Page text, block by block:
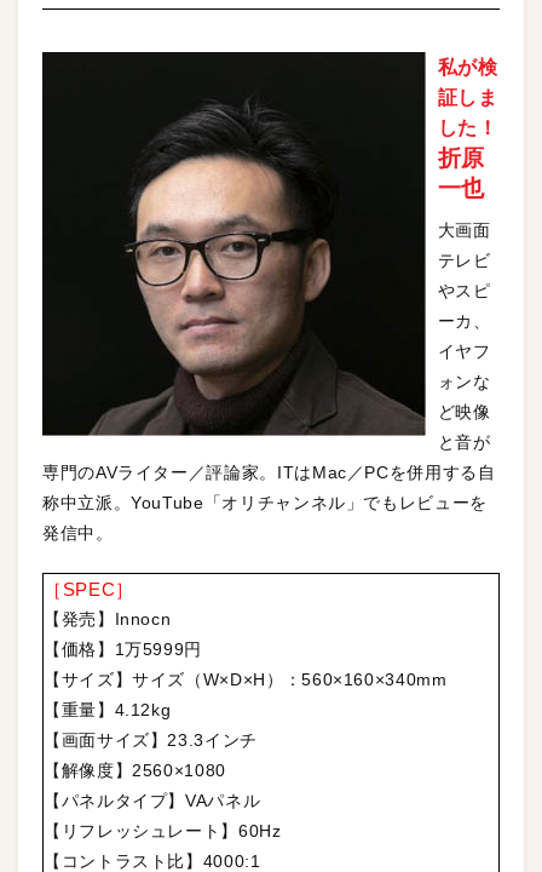
私が検
証しま
した！
折原
一也
大画面
テレビ
やスピ
ーカ、
イヤフ
ォンな
ど映像
と音が
専門のAVライター／評論家。ITはMac／PCを併用する自
称中立派。YouTube「オリチャンネル」でもレビューを
発信中。
［SPEC］
【発売】Innocn
【価格】1万5999円
【サイズ】サイズ（W×D×H）：560×160×340mm
【重量】4.12kg
【画面サイズ】23.3インチ
【解像度】2560×1080
【パネルタイプ】VAパネル
【リフレッシュレート】60Hz
【コントラスト比】4000:1